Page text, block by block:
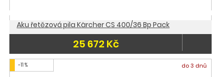
Aku řetězová pila Kärcher CS 400/36 Bp Pack
25 672 Kč
-11 % do 3 dnů